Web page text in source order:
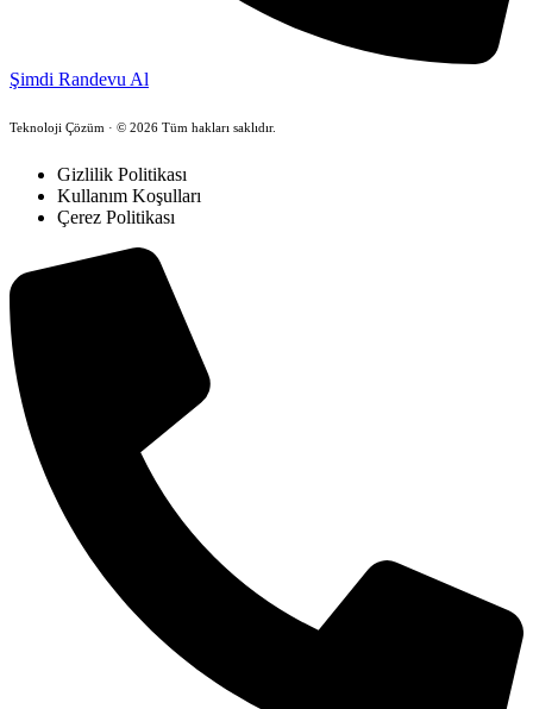
Şimdi Randevu Al
Teknoloji Çözüm · © 2026 Tüm hakları saklıdır.
Gizlilik Politikası
Kullanım Koşulları
Çerez Politikası